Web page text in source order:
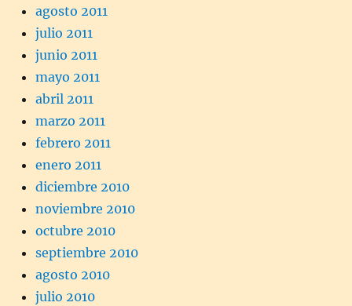
agosto 2011
julio 2011
junio 2011
mayo 2011
abril 2011
marzo 2011
febrero 2011
enero 2011
diciembre 2010
noviembre 2010
octubre 2010
septiembre 2010
agosto 2010
julio 2010